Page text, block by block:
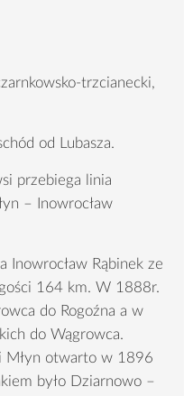
trzcianecki,
od Lubasza.
przebiega linia
– Inowrocław
Inowrocław Rąbinek ze
164 km. W 1888r.
do Rogoźna a w
do Wągrowca.
Młyn otwarto w 1896
było Dziarnowo –